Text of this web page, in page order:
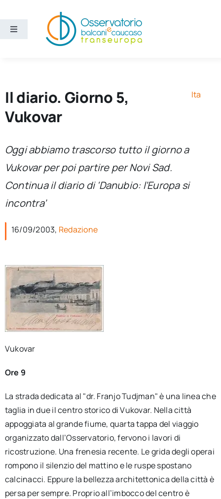
contenuto
Toggle
Ricerca e divulgazione
Sezioni
Chi siamo
per:
Ita
Il diario. Giorno 5,
Vukovar
Ita
Oggi abbiamo trascorso tutto il giorno a
Vukovar per poi partire per Novi Sad.
Continua il diario di ‘Danubio: l’Europa si
incontra’
16/09/2003, Redazione
Vukovar
Ore 9
La strada dedicata al "dr. Franjo Tudjman" è una linea che
taglia in due il centro storico di Vukovar. Nella città
appoggiata al grande fiume, quarta tappa del viaggio
organizzato dall’Osservatorio, fervono i lavori di
ricostruzione. Una frenesia recente. Le grida degli operai
rompono il silenzio del mattino e le ruspe spostano
calcinacci. Eppure la bellezza architettonica della città è
persa per sempre. Proprio all’imbocco del centro è